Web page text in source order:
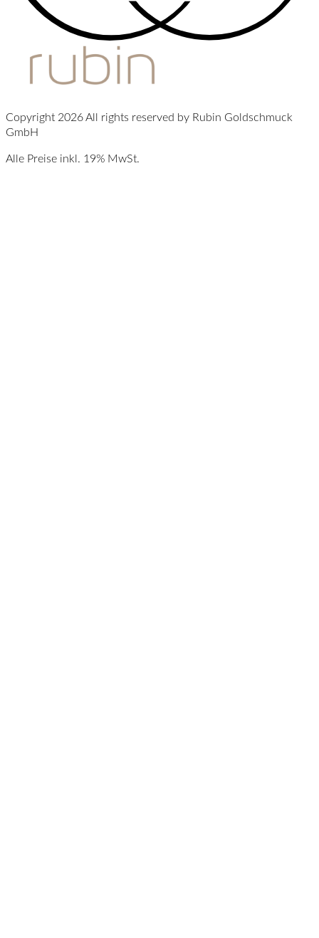
Copyright 2026 All rights reserved by Rubin Goldschmuck
GmbH
Alle Preise inkl. 19% MwSt.